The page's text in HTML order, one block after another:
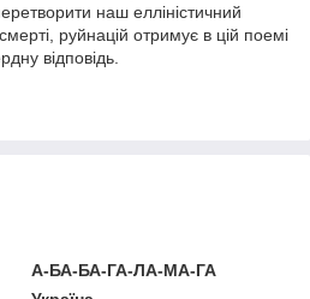
наш елліністичний
руйнацій отримує в цій поемі
відповідь.
А-БА-БА-ГА-ЛА-МА-ГА